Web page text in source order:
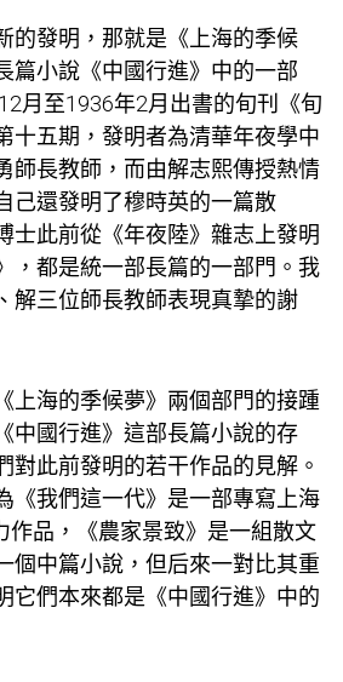
的發明，那就是《上海的季候
篇小說《中國行進》中的一部
月至1936年2月出書的旬刊《旬
十五期，發明者為清華年夜學中
師長教師，而由解志熙傳授熱情
己還發明了穆時英的一篇散
士此前從《年夜陸》雜志上發明
，都是統一部長篇的一部門。我
解三位師長教師表現真摯的謝
上海的季候夢》兩個部門的接踵
中國行進》這部長篇小說的存
對此前發明的若干作品的見解。
《我們這一代》是一部專寫上海
作品，《農家景致》是一組散文
個中篇小說，但后來一對比其重
它們本來都是《中國行進》中的